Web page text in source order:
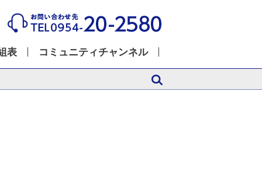
表 コミュニティチャンネル